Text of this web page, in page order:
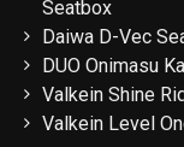
Seatbox
Daiwa D-Vec
DUO Onimasu
Valkein Shine
Valkein Level